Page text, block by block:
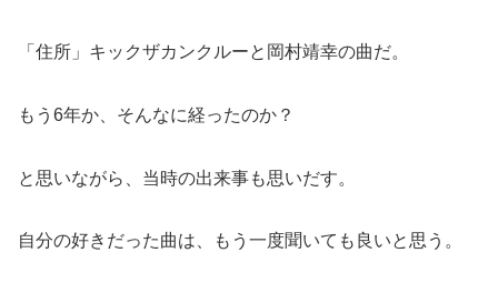
「住所」キックザカンクルーと岡村靖幸の曲だ。
もう6年か、そんなに経ったのか？
と思いながら、当時の出来事も思いだす。
自分の好きだった曲は、もう一度聞いても良いと思う。